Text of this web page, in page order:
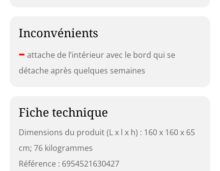
Inconvénients
– attache de l’intérieur avec le bord qui se
détache après quelques semaines
Fiche technique
Dimensions du produit (L x l x h) : 160 x 160 x 65
cm; 76 kilogrammes
Référence : 6954521630427